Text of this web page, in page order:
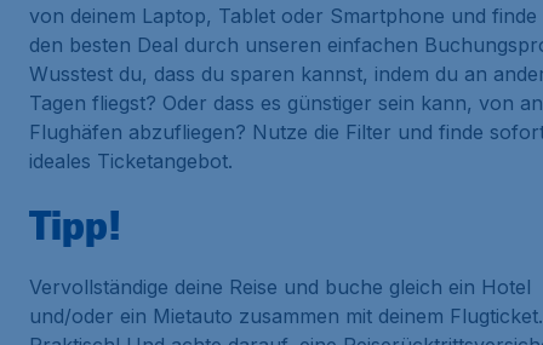
von deinem Laptop, Tablet oder Smartphone und finde
den besten Deal durch unseren einfachen
Wusstest du, dass du sparen kannst, indem du an
Tagen fliegst? Oder dass es günstiger sein kann, von
Flughäfen abzufliegen? Nutze die Filter und finde
ideales Ticketangebot.
Tipp!
Vervollständige deine Reise und buche gleich ein Hotel
und/oder ein Mietauto zusammen mit deinem Flugticket.